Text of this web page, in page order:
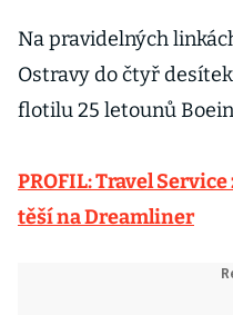
Na pravidelných
Ostravy do čtyř
flotilu 25 letounů
PROFIL: Travel
těší na Dreamliner